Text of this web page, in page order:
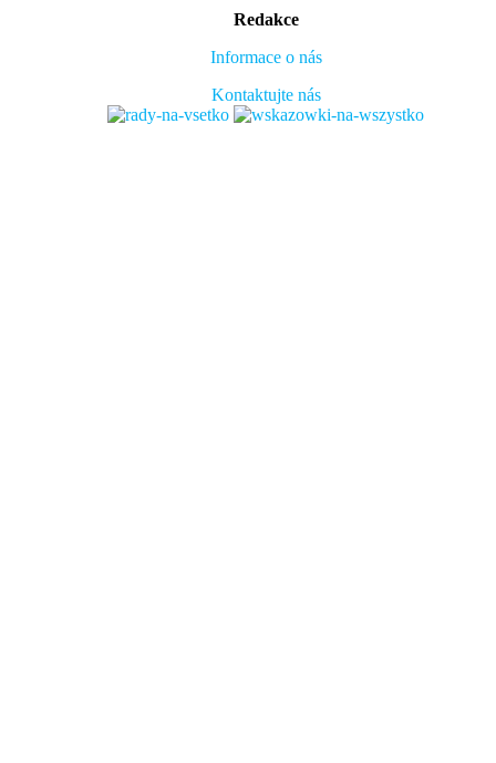
Redakce
Informace o nás
Kontaktujte nás